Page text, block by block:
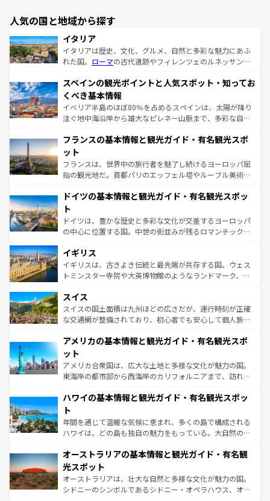
人気の国と地域から探す
イタリア
イタリアは歴史、文化、グルメ、自然と多彩な魅力にあふ
れた国。 ローマの古代遺跡やフィレンツェのルネッサンス
ろん、トスカーナの美しい田園風景やアマルフィ海岸の絶
景など、自然景観も見逃せない。観光の合間には、本場の
ピザやパスタなど、絶品のイタリア料理を堪能することも
できる。朝目覚めてから夜眠るまで、すべての瞬間を楽し
なお、新着のイタリア情報はコンテンツ一覧を参照してほ
しい。
スペインの観光ポイントと人気スポット・知ってお
くべき基本情報
イベリア半島のほぼ80％を占めるスペインは、太陽が降り
注ぐ地中海沿岸から雄大なピレネー山脈まで、多彩な自然
文化が根付くこの国では、情熱的なフラメンコ、熱気あふ
れる闘牛、そして美味しいタパスが生活の一部となってい
る。首都マドリードの洗練された雰囲気や、バルセロナの
アートに溢れた街角から、地方では古代ローマ遺跡や中世
せる。地方によって風土や気候が異なるスペインはその個
ンテンツ一覧 を参照してほしい。
フランスの基本情報と観光ガイド・有名観光スポ
ット
フランスは、世界中の旅行者を魅了し続けるヨーロッパ屈
指の観光地だ。首都パリのエッフェル塔やルーブル美術館
で、幅広い魅力が詰まっている。華麗な宮殿、歴史的な大
聖堂、美しいビーチ、そして豊かな自然が、訪れる者を心
から魅了する。また、フランスは美食の国としても知ら
れ、フランス料理はユネスコ無形文化遺産にも登録されて
香り高いラベンダー畑など、多彩な楽しみ方が可能だ。さ
らに、パリ以外の地域にも魅力が溢れており、どの街角に
も豊かな歴史と文化が息づいている。パリ以外の個性あふ
を参照してほしい。
ドイツの基本情報と観光ガイド・有名観光スポッ
ト
ドイツは、豊かな歴史と多彩な文化が交差するヨーロッパ
の中心に位置する国。中世の街並みが残るロマンチック街
顔を持つこの国は、どこを歩いても飽きることがない。ベ
ルリンの文化的活気、バイエルン州のアルプスの絶景、そ
してライン川沿いのワイン畑といった風景は必見。ビール
は、お酒好きな人にはぜひ体験してほしい。 なお、新着の
ドイツ情報はコンテンツ一覧を参照してほしい。
イギリス
イギリスは、古きよき伝統と最先端が共存する国。ウェス
トミンスター寺院や大英博物館のようなランドマーク、歴
リアごとに異なる魅力がある。また、優雅なアフタヌーン
ティー、ビール好きにはたまらない英国パブ、サッカー観
戦など、本場だからこそできる体験も豊富。イギリスを旅
ンツ一覧を参照してほしい。
スイス
スイスの国土面積は九州ほどの広さだが、運行時刻が正確
な交通網が整備されており、初心者でも安心して個人旅行
の建物がそのまま残る町や、スイスならではのユニークな
博物館もあり、アルプス観光だけでなく町歩きも満喫する
ことができる。国民の所得が高いため物価も高いが、旅行
者向けの交通パス提供のサービスもあり、うまく活用すれ
着のスイス情報はコンテンツ一覧を参照してほしい。
アメリカの基本情報と観光ガイド・有名観光スポ
ット
アメリカ合衆国は、広大な土地と多様な文化が魅力の国。
東海岸の都市部から西海岸のカリフォルニアまで、訪れる
のような巨大都市は、観光、ショッピング、エンターテイ
ンメントが詰まった刺激的なスポットだ。一方、アメリカ
西部には大自然が広がり、グランドキャニオンやイエロー
ストーン国立公園といった絶景が堪能できる。さらに、南
文化が魅力。旅行者はアメリカの各地域で異なる魅力を楽
しみながら、その多様性と豊かな歴史を感じることができ
るだろう。車でのロードトリップや列車の旅も、アメリカ
ならではの贅沢な旅のスタイルだ。 なお、新着のアメリカ
情報は コンテンツ一覧 を参照してほしい。
ハワイの基本情報と観光ガイド・有名観光スポッ
ト
年間を通じて温暖な気候に恵まれ、多くの島で構成される
ハワイは、どの島も独自の魅力をもっている。大自然の神
ワイ島は見逃せない。また、定番の観光地といえばオアフ
島だが、静かな自然を求めるならマウイ島やカウアイ島が
おすすめ。エメラルドグリーンに輝く海をはじめ、豊かな
文化や歴史が息づいている。「アロハスピリット」と呼ば
オーストラリアの基本情報と観光ガイド・有名観
光スポット
オーストラリアは、壮大な自然と多様な文化が魅力の国。
シドニーのシンボルであるシドニー・オペラハウス、オー